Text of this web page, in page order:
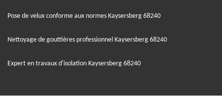
Pose de velux conforme aux normes Kaysersberg 68240
Nettoyage de gouttières professionnel Kaysersberg 68240
Expert en travaux d'isolation Kaysersberg 68240